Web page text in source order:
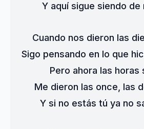
Y aquí sigue siendo de
Cuando nos dieron las
Sigo pensando en lo que
Pero ahora las horas
Me dieron las once, las
Y si no estás tú ya no